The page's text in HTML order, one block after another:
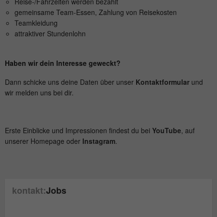
gemeinsame Team-Essen, Zahlung von Reisekosten
Teamkleidung
attraktiver Stundenlohn
Haben wir dein Interesse geweckt?
Dann schicke uns deine Daten über unser Kontaktformular und
wir melden uns bei dir.
Erste Einblicke und Impressionen findest du bei YouTube, auf
unserer Homepage oder Instagram.
kontakt:Jobs
Laufzeit
Domäne.
Name _pk_id#
Anbieter hk-net.de
Laufzeit
Erfasst Statistiken über Besuche des
Benutzers auf der Website, wie z. B. die